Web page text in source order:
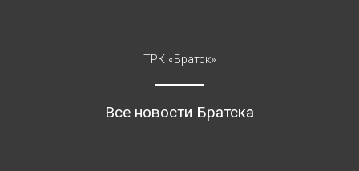
ТРК «Братск»
Все новости Братска